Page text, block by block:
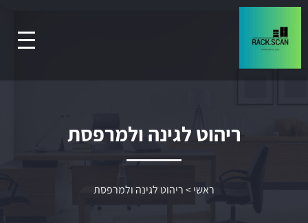
ריהוט לגינה ולמרפסת
ראשי>ריהוט לגינה ולמרפסת